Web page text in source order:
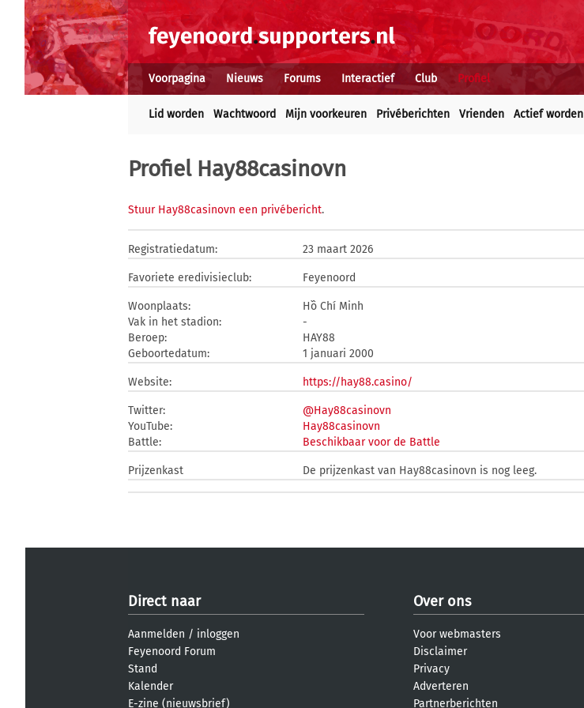
Voorpagina Nieuws Forums Interactief Club Profiel
Lid worden Wachtwoord Mijn voorkeuren Privéberichten Vrienden Actief worden
Profiel Hay88casinovn
Stuur Hay88casinovn een privébericht.
Registratiedatum: 23 maart 2026
Favoriete eredivisieclub: Feyenoord
Woonplaats:
Hồ Chí Minh
Vak in het stadion:
-
Beroep:
HAY88
Geboortedatum:
1 januari 2000
Website: https://hay88.casino/
Twitter:
@Hay88casinovn
YouTube:
Hay88casinovn
Battle:
Beschikbaar voor de Battle
Prijzenkast De prijzenkast van Hay88casinovn is nog leeg.
Direct naar
Aanmelden / inloggen
Feyenoord Forum
Stand
Kalender
E-zine (nieuwsbrief)
Over ons
Voor webmasters
Disclaimer
Privacy
Adverteren
Partnerberichten